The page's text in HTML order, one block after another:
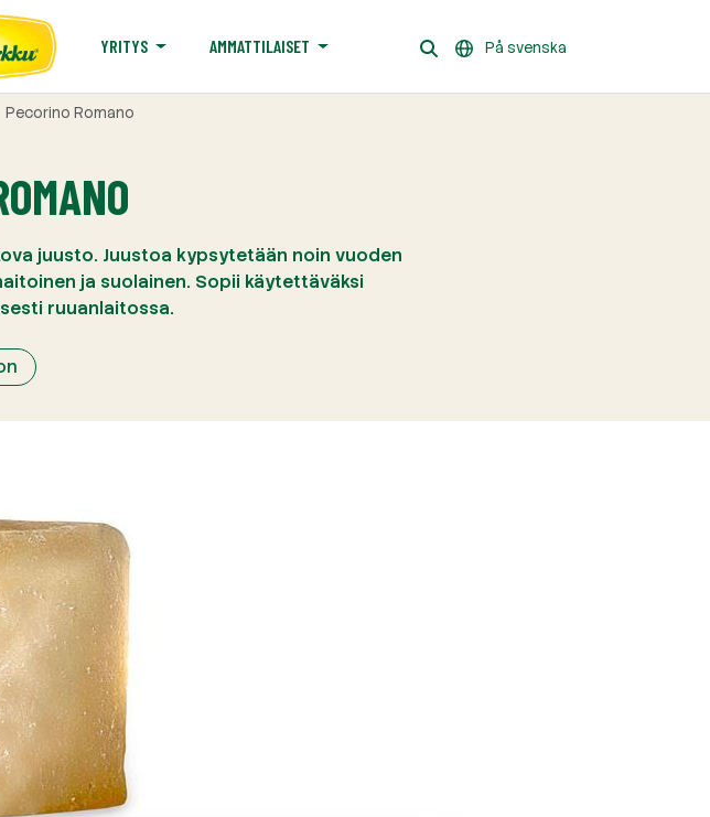
YRITYS AMMATTILAISET På svenska
Pecorino Romano
juusto. Juustoa kypsytetään noin vuoden
ja suolainen. Sopii käytettäväksi
ruuanlaitossa.